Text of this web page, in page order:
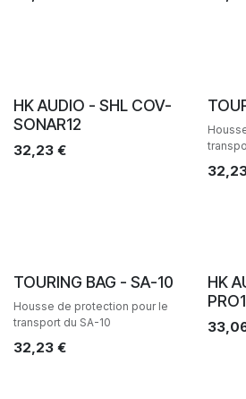
HK AUDIO - SHL COV-
SONAR12
32,23 €
Ventes
TOURING BAG - SA-10
Housse de protection pour le
transport du SA-10
32,23 €
HK